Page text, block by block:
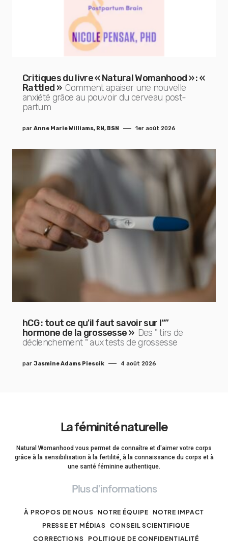
Critiques du livre « Natural Womanhood » : «
Rattled » Comment apaiser une nouvelle
anxiété grâce au pouvoir du cerveau post-
partum
par Anne Marie Williams, RN, BSN 1er août 2026
hCG : tout ce qu'il faut savoir sur l“”
hormone de la grossesse » Des " tirs de
déclenchement " aux tests de grossesse
par Jasmine Adams Piescik 4 août 2026
La féminité naturelle
Natural Womanhood vous permet de connaître et d'aimer votre corps
grâce à la sensibilisation à la fertilité, à la connaissance du corps et à
une santé féminine authentique.
Plus d'informations
À PROPOS DE NOUS NOTRE ÉQUIPE NOTRE IMPACT
PRESSE ET MÉDIAS
CONSEIL SCIENTIFIQUE
CORRECTIONS POLITIQUE DE CONFIDENTIALITÉ